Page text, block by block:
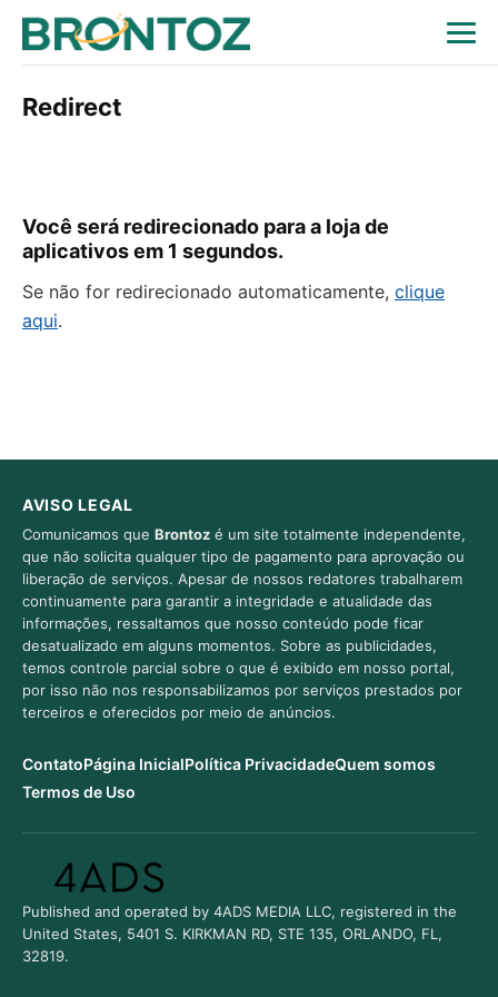
Redirect
Você será redirecionado para a loja de
aplicativos em 1 segundos.
Se não for redirecionado automaticamente, clique
aqui.
AVISO LEGAL
Comunicamos que Brontoz é um site totalmente independente,
que não solicita qualquer tipo de pagamento para aprovação ou
liberação de serviços. Apesar de nossos redatores trabalharem
continuamente para garantir a integridade e atualidade das
informações, ressaltamos que nosso conteúdo pode ficar
desatualizado em alguns momentos. Sobre as publicidades,
temos controle parcial sobre o que é exibido em nosso portal,
por isso não nos responsabilizamos por serviços prestados por
terceiros e oferecidos por meio de anúncios.
ContatoPágina InicialPolítica PrivacidadeQuem somos
Termos de Uso
Published and operated by 4ADS MEDIA LLC, registered in the
United States, 5401 S. KIRKMAN RD, STE 135, ORLANDO, FL,
32819.